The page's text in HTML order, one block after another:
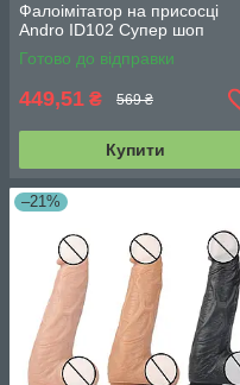
Фалоімітатор на присосці
Andro ID102 Супер шоп
Готово до відправки
449,51 ₴ 569 ₴
Купити
–21%